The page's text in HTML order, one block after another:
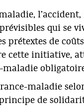
qui se
prétextes de
cette initiative,
maladie
maladie
de